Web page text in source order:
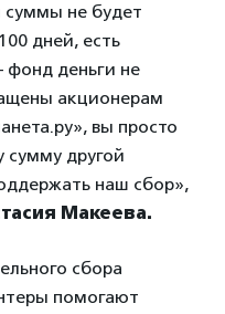
суммы не будет
дней, есть
деньги не
акционерам
вы просто
сумму другой
наш сбор»,
Макеева.
сбора
помогают